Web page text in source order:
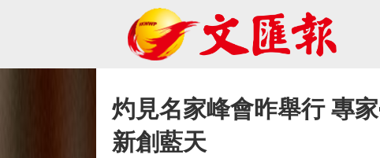
灼見名家峰會昨舉行 專
新創藍天